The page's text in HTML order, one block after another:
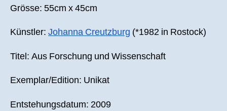
Grösse: 55cm x 45cm
Künstler: Johanna Creutzburg (*1982 in Rostock)
Titel: Aus Forschung und Wissenschaft
Exemplar/Edition: Unikat
Entstehungsdatum: 2009